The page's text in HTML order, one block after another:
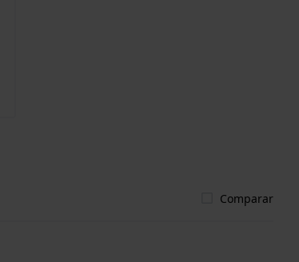
Comparar